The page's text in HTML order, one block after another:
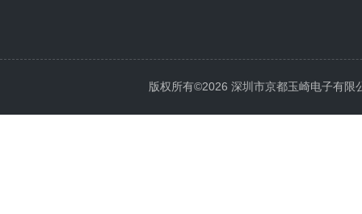
版权所有©2026 深圳市京都玉崎电子有